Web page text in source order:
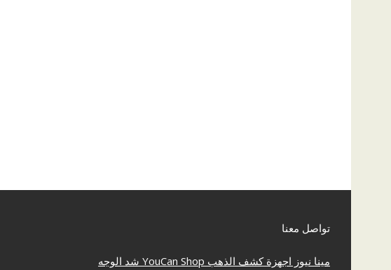
تواصل معنا
مينا نيوز اجهزة كشف الذهب YouCan Shop شد الوجه